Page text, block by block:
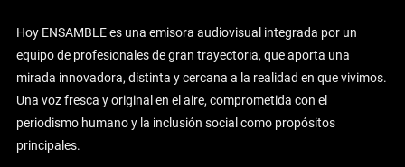
Hoy ENSAMBLE es una emisora audiovisual integrada por un
equipo de profesionales de gran trayectoria, que aporta una
mirada innovadora, distinta y cercana a la realidad en que vivimos.
Una voz fresca y original en el aire, comprometida con el
periodismo humano y la inclusión social como propósitos
principales.